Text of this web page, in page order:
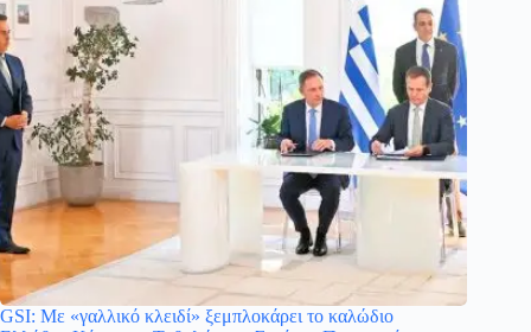
GSI: Με «γαλλικό κλειδί» ξεμπλοκάρει το καλώδιο